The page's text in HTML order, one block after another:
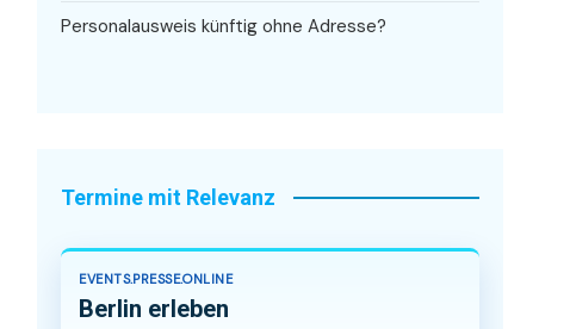
Personalausweis künftig ohne Adresse?
Termine mit Relevanz
EVENTS.PRESSE.ONLINE
Berlin erleben